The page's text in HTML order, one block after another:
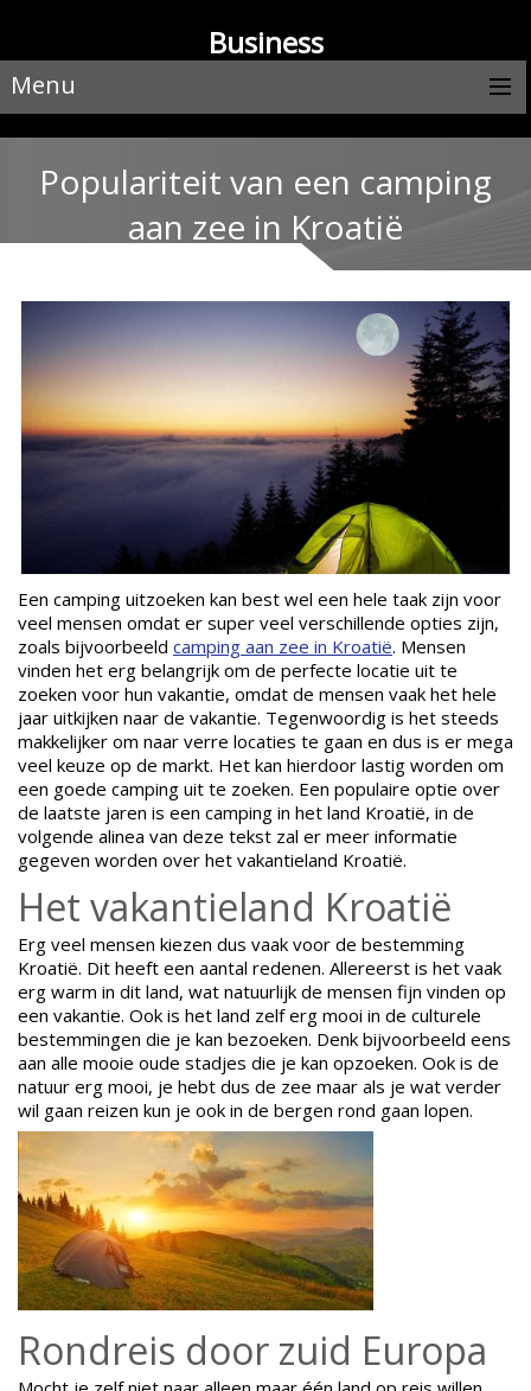
Business
Menu
Populariteit van een camping
aan zee in Kroatië
Een camping uitzoeken kan best wel een hele taak zijn voor
veel mensen omdat er super veel verschillende opties zijn,
zoals bijvoorbeeld camping aan zee in Kroatië. Mensen
vinden het erg belangrijk om de perfecte locatie uit te
zoeken voor hun vakantie, omdat de mensen vaak het hele
jaar uitkijken naar de vakantie. Tegenwoordig is het steeds
makkelijker om naar verre locaties te gaan en dus is er mega
veel keuze op de markt. Het kan hierdoor lastig worden om
een goede camping uit te zoeken. Een populaire optie over
de laatste jaren is een camping in het land Kroatië, in de
volgende alinea van deze tekst zal er meer informatie
gegeven worden over het vakantieland Kroatië.
Het vakantieland Kroatië
Erg veel mensen kiezen dus vaak voor de bestemming
Kroatië. Dit heeft een aantal redenen. Allereerst is het vaak
erg warm in dit land, wat natuurlijk de mensen fijn vinden op
een vakantie. Ook is het land zelf erg mooi in de culturele
bestemmingen die je kan bezoeken. Denk bijvoorbeeld eens
aan alle mooie oude stadjes die je kan opzoeken. Ook is de
natuur erg mooi, je hebt dus de zee maar als je wat verder
wil gaan reizen kun je ook in de bergen rond gaan lopen.
Rondreis door zuid Europa